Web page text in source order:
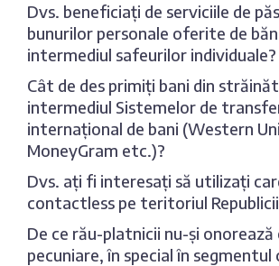
Dvs. beneficiați de serviciile de
bunurilor personale oferite de
intermediul safeurilor individuale?
Cât de des primiți bani din
intermediul Sistemelor de
internațional de bani (Western
MoneyGram etc.)?
Dvs. ați fi interesați să utilizați
contactless pe teritoriul
De ce rău-platnicii nu-și onorează
pecuniare, în special în